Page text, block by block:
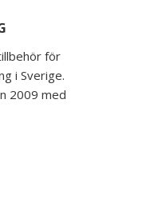
för
i Sverige.
2009 med